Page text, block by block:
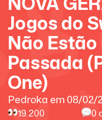
Jogos do
Não
Passada
One)
Pedroka em 08/02/
19.200
0